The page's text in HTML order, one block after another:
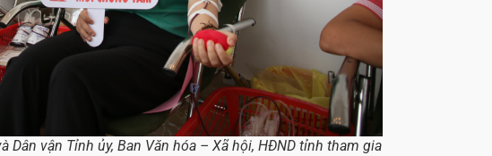
Dân vận Tỉnh ủy, Ban Văn hóa – Xã hội, HĐND tỉnh tham gia